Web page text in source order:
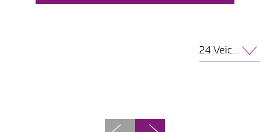
24 Veicoli per pagina